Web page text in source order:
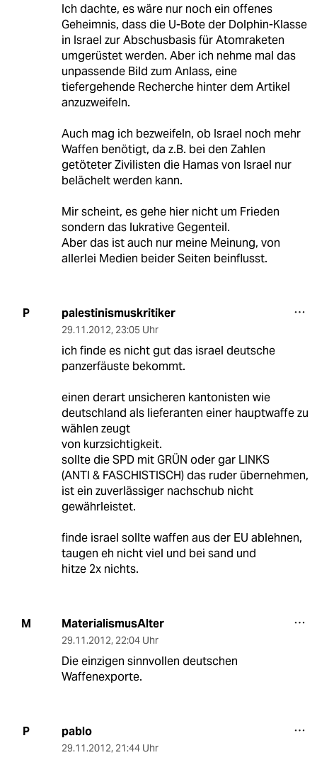
Ich dachte, es wäre nur noch ein offenes
Geheimnis, dass die U-Bote der Dolphin-Klasse
in Israel zur Abschusbasis für Atomraketen
umgerüstet werden. Aber ich nehme mal das
unpassende Bild zum Anlass, eine
tiefergehende Recherche hinter dem Artikel
anzuzweifeln.
Auch mag ich bezweifeln, ob Israel noch mehr
Waffen benötigt, da z.B. bei den Zahlen
getöteter Zivilisten die Hamas von Israel nur
belächelt werden kann.
Mir scheint, es gehe hier nicht um Frieden
sondern das lukrative Gegenteil.
Aber das ist auch nur meine Meinung, von
allerlei Medien beider Seiten beinflusst.
P palestinismuskritiker
29.11.2012, 23:05 Uhr
ich finde es nicht gut das israel deutsche
panzerfäuste bekommt.
einen derart unsicheren kantonisten wie
deutschland als lieferanten einer hauptwaffe zu
wählen zeugt
von kurzsichtigkeit.
sollte die SPD mit GRÜN oder gar LINKS
(ANTI & FASCHISTISCH) das ruder übernehmen,
ist ein zuverlässiger nachschub nicht
gewährleistet.
finde israel sollte waffen aus der EU ablehnen,
taugen eh nicht viel und bei sand und
hitze 2x nichts.
M MaterialismusAlter
29.11.2012, 22:04 Uhr
Die einzigen sinnvollen deutschen
Waffenexporte.
P pablo
29.11.2012, 21:44 Uhr